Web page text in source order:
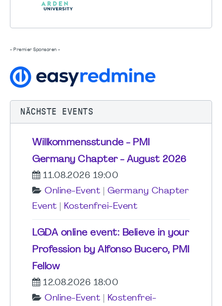
- Premier Sponsoren -
NÄCHSTE EVENTS
Willkommensstunde - PMI
Germany Chapter - August 2026
11.08.2026 19:00
Online-Event
Germany Chapter
Event
Kostenfrei-Event
LGDA online event: Believe in your
Profession by Alfonso Bucero, PMI
Fellow
12.08.2026 18:00
Online-Event
Kostenfrei-